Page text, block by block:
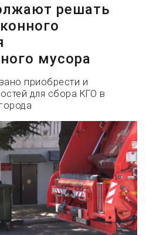
решать
мусора
приобрести и
для сбора КГО в